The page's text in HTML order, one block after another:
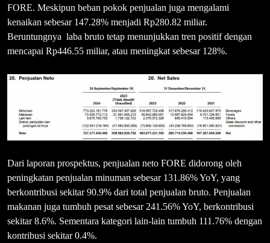
FORE. Meskipun beban pokok penjualan juga mengalami
kenaikan sebesar 147.28% menjadi Rp280.82 miliar.
Beruntungnya laba bruto tetap menunjukkan tren positif dengan
mencapai Rp446.55 miliar, atau meningkat sebesar 128%.
Dari laporan prospektus, penjualan neto FORE didorong oleh
peningkatan penjualan minuman sebesar 131.86% YoY, yang
berkontribusi sekitar 90.9% dari total penjualan bruto. Penjualan
makanan juga tumbuh pesat sebesar 241.56% YoY, berkontribusi
sekitar 8.6%. Sementara kategori lain-lain tumbuh 111.76% dengan
kontribusi sekitar 0.4%.